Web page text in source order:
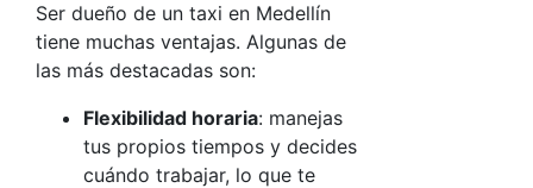
Ser dueño de un taxi en Medellín
tiene muchas ventajas. Algunas de
las más destacadas son:
Flexibilidad horaria: manejas
tus propios tiempos y decides
cuándo trabajar, lo que te